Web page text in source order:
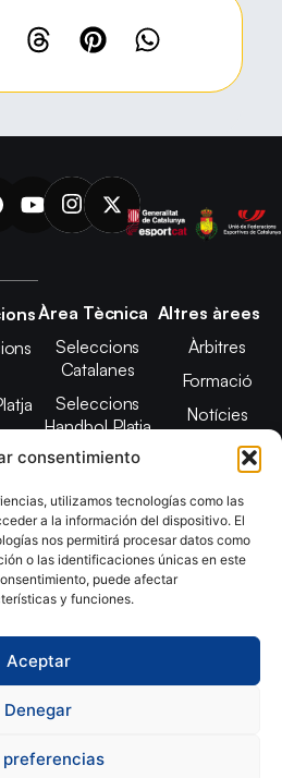
consentimiento
utilizamos tecnologías como las
a la información del dispositivo. El
nos permitirá procesar datos como
o las identificaciones únicas en este
puede afectar
y funciones.
Aceptar
Denegar
preferencias
Àrea Tècnica
Seleccions
Catalanes
Seleccions
Handbol Platja
Tecnificació
CATH
Promoció
Altres àrees
Àrbitres
Formació
Notícies
Adreces de
contacte
Catalana d´Handbol. Desarrollado
porTOOOLS
CookiesPolítica de Privacidad